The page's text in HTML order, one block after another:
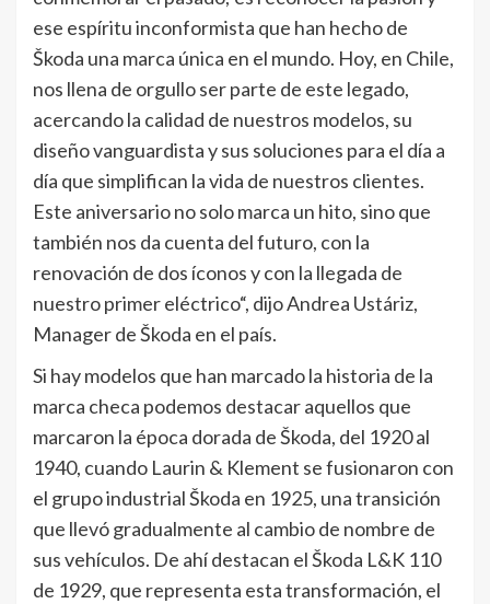
ese espíritu inconformista que han hecho de
Škoda una marca única en el mundo. Hoy, en Chile,
nos llena de orgullo ser parte de este legado,
acercando la calidad de nuestros modelos, su
diseño vanguardista y sus soluciones para el día a
día que simplifican la vida de nuestros clientes.
Este aniversario no solo marca un hito, sino que
también nos da cuenta del futuro, con la
renovación de dos íconos y con la llegada de
nuestro primer eléctrico“, dijo Andrea Ustáriz,
Manager de Škoda en el país.
Si hay modelos que han marcado la historia de la
marca checa podemos destacar aquellos que
marcaron la época dorada de Škoda, del 1920 al
1940, cuando Laurin & Klement se fusionaron con
el grupo industrial Škoda en 1925, una transición
que llevó gradualmente al cambio de nombre de
sus vehículos. De ahí destacan el Škoda L&K 110
de 1929, que representa esta transformación, el